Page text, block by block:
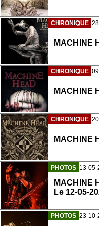
CHRONIQUE
MACHINE
CHRONIQUE
MACHINE
CHRONIQUE
MACHINE
PHOTOS 13-05-
MACHINE
Le 12-05-
PHOTOS 23-10-